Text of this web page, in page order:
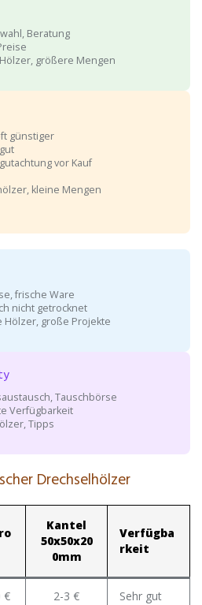
Beratung
größere Mengen
günstiger
vor Kauf
kleine Mengen
frische Ware
nicht getrocknet
Hölzer, große Projekte
Tauschbörse
Verfügbarkeit
Tipps
Drechselhölzer
Kantel
50x50x20
0mm
Verfügba
rkeit
€ 2-3 € Sehr gut